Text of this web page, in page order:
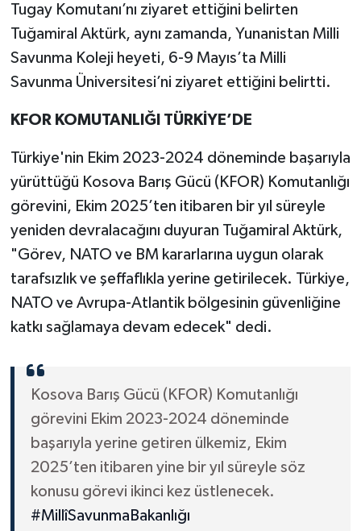
Tugay Komutanı’nı ziyaret ettiğini belirten
Tuğamiral Aktürk, aynı zamanda, Yunanistan Milli
Savunma Koleji heyeti, 6-9 Mayıs’ta Milli
Savunma Üniversitesi’ni ziyaret ettiğini belirtti.
KFOR KOMUTANLIĞI TÜRKİYE’DE
Türkiye'nin Ekim 2023-2024 döneminde başarıyla
yürüttüğü Kosova Barış Gücü (KFOR) Komutanlığı
görevini, Ekim 2025’ten itibaren bir yıl süreyle
yeniden devralacağını duyuran Tuğamiral Aktürk,
"Görev, NATO ve BM kararlarına uygun olarak
tarafsızlık ve şeffaflıkla yerine getirilecek. Türkiye,
NATO ve Avrupa-Atlantik bölgesinin güvenliğine
katkı sağlamaya devam edecek" dedi.
Kosova Barış Gücü (KFOR) Komutanlığı
görevini Ekim 2023-2024 döneminde
başarıyla yerine getiren ülkemiz, Ekim
2025’ten itibaren yine bir yıl süreyle söz
konusu görevi ikinci kez üstlenecek.
#MillîSavunmaBakanlığı